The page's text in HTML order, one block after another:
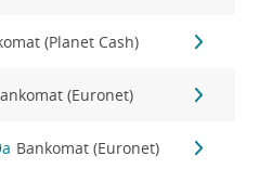
(Planet Cash)
(Euronet)
Bankomat (Euronet)